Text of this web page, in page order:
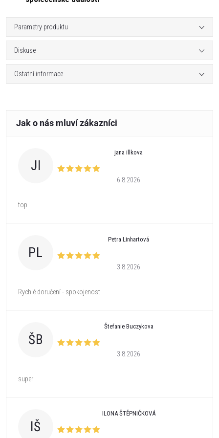
Parametry produktu
Diskuse
Ostatní informace
JI
jana illkova
6.8.2026
top
PL
Petra Linhartová
3.8.2026
Rychlé doručení - spokojenost
ŠB
Štefanie Buczykova
3.8.2026
super
IŠ
ILONA ŠTĚPNIČKOVÁ